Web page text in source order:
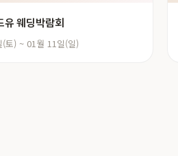
유 웨딩박람회
토) ~ 01월 11일(일)